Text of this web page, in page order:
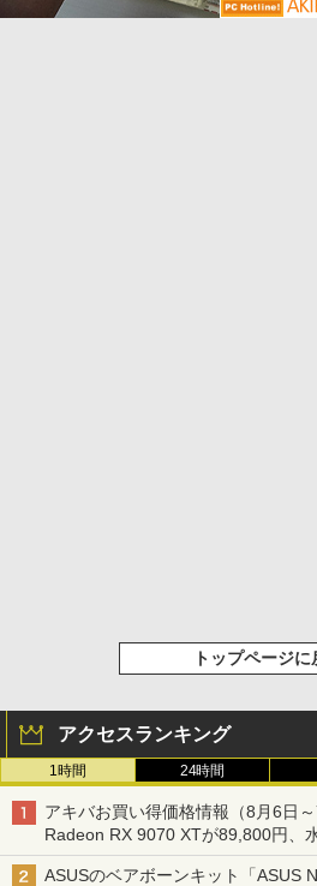
トップページに
アクセスランキング
1時間 24時間
アキバお買い得価格情報（8月6日
Radeon RX 9070 XTが89,800円、
型モニターが9,801円、暑さ指数連
ASUSのベアボーンキット「ASUS